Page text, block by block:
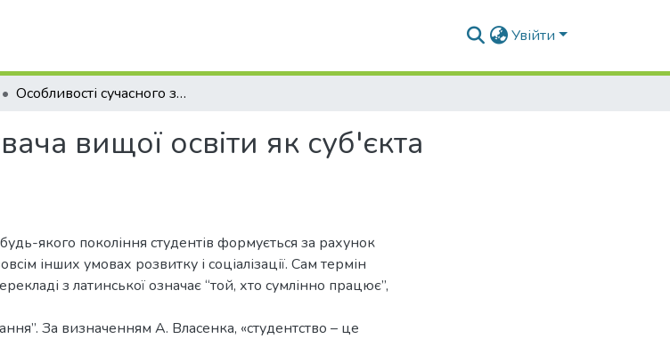
Увійти
Особливості сучасного здобувача вищої освіти як суб'єкта освітнього процесу
вищої освіти як суб'єкта
будь-якого покоління студентів формується за рахунок
інших умовах розвитку і соціалізації. Сам термін
з латинської означає “той, хто сумлінно працює”,
За визначенням А. Власенка, «студентство – це